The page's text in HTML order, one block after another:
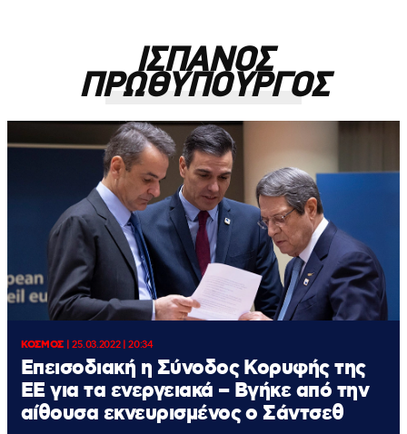
ΙΣΠΑΝΟΣ
ΠΡΩΘΥΠΟΥΡΓΟΣ
ΚΟΣΜΟΣ| 25.03.2022 | 20:34
Επεισοδιακή η Σύνοδος Κορυφής της
ΕΕ για τα ενεργειακά – Βγήκε από την
αίθουσα εκνευρισμένος ο Σάντσεθ